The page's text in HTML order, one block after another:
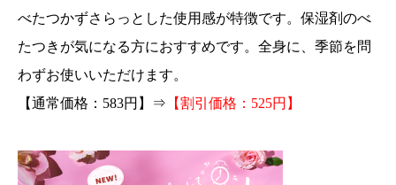
べたつかずさらっとした使用感が特徴です。保湿剤のべ
たつきが気になる方におすすめです。 全身に、季節を問
わずお使いいただけます。
【通常価格：583円】⇒ 【割引価格：525円】